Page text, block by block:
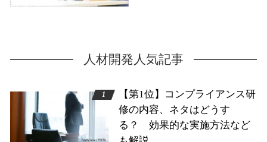
人材開発人気記事
【第1位】コンプライアンス研
修の内容、ネタはどうす
る？ 効果的な実施方法など